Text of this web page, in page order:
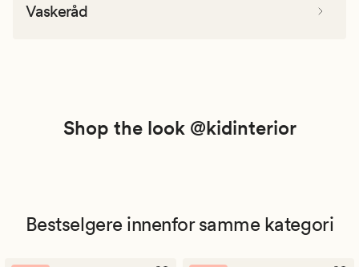
Vaskeråd
Shop the look @kidinterior
Bestselgere innenfor samme kategori